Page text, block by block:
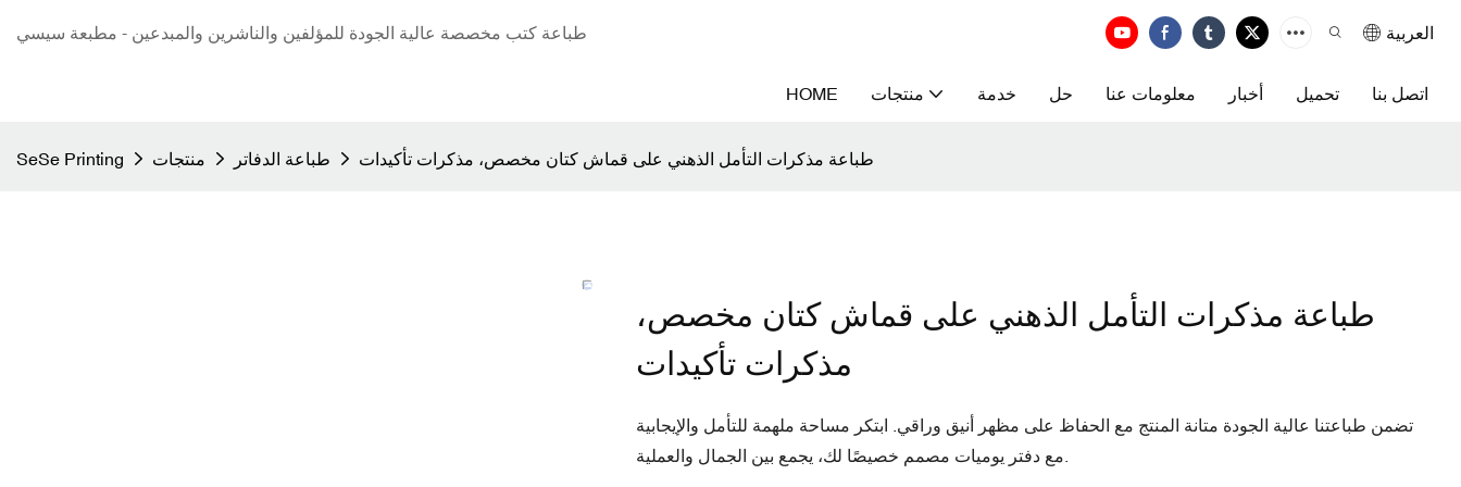
طباعة كتب مخصصة عالية الجودة للمؤلفين والناشرين والمبدعين - مطبعة سيسي العربية
HOME منتجات خدمة حل معلومات عنا أخبار تحميل اتصل بنا
SeSe Printing منتجات طباعة الدفاتر طباعة مذكرات التأمل الذهني على قماش كتان مخصص، مذكرات تأكيدات
طباعة مذكرات التأمل الذهني على قماش كتان مخصص،
مذكرات تأكيدات
تضمن طباعتنا عالية الجودة متانة المنتج مع الحفاظ على مظهر أنيق وراقي. ابتكر مساحة ملهمة للتأمل والإيجابية